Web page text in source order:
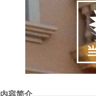
内容简介